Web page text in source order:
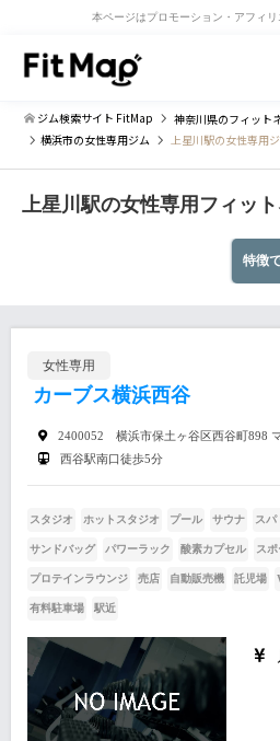
本ページはプロモーション・アフィ
ジム検索サイト FitMap 神奈川県のフィット
横浜市の女性専用ジム 上星川駅の女性専用
上星川駅の女性専用フィッ
特徴
女性専用
カーブス横浜西谷
2400052 横浜市保土ヶ谷区西谷町898
西谷駅南口徒歩5分
スタジオ ホットスタジオ プール サウナ スパ
サンドバッグ パワーラック 酸素カプセル ス
プロテインラウンジ 売店 自動販売機 託児場
有料駐車場 駅近